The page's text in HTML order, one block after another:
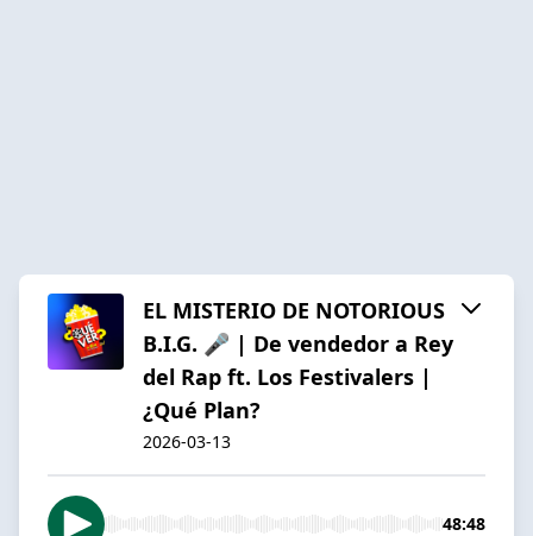
EL MISTERIO DE NOTORIOUS
B.I.G. 🎤 | De vendedor a Rey
del Rap ft. Los Festivalers |
¿Qué Plan?
2026-03-13
48:48